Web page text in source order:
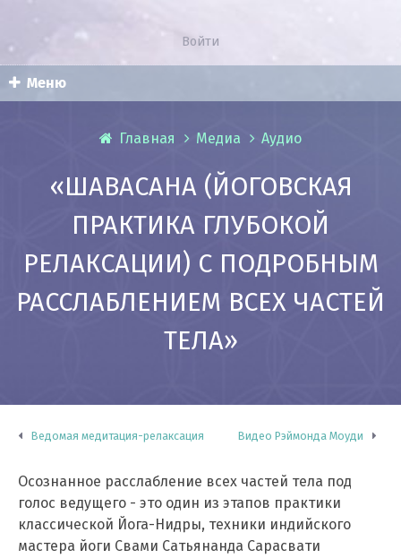
Войти
Меню
Главная Медиа Аудио
«ШАВАСАНА (ЙОГОВСКАЯ
ПРАКТИКА ГЛУБОКОЙ
РЕЛАКСАЦИИ) С ПОДРОБНЫМ
РАССЛАБЛЕНИЕМ ВСЕХ ЧАСТЕЙ
ТЕЛА»
Ведомая медитация-релаксация Видео Рэймонда Моуди
Осознанное расслабление всех частей тела под
голос ведущего - это один из этапов практики
классической Йога-Нидры, техники индийского
мастера йоги Свами Сатьянанда Сарасвати